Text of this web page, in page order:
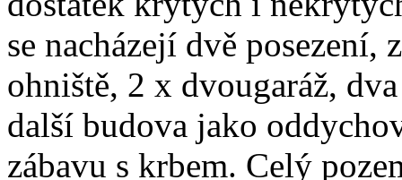
se nacházejí dvě posezení,
ohniště, 2 x dvougaráž,
další budova jako
zábavu s krbem. Celý